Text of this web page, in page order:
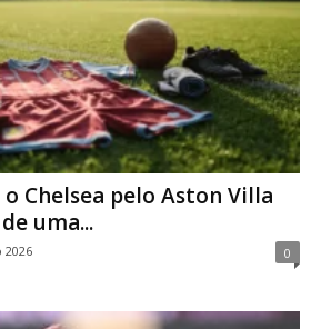
Chelsea pelo Aston Villa
uma...
2026 0